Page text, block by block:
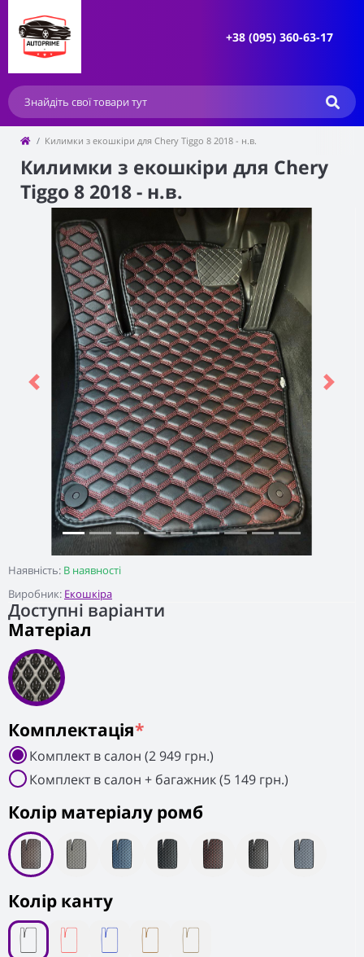
+38 (095) 360-63-17
Килимки з екошкіри для Chery Tiggo 8 2018 - н.в.
Килимки з екошкіри для Chery
Tiggo 8 2018 - н.в.
Наявність: В наявності
Виробник: Екошкіра
Previous Next
Доступні варіанти
Матеріал
Колiр матеріалу ромб
Колір канту
Комплектація*
Комплект в салон (2 949 грн.)
Комплект в салон + багажник (5 149 грн.)